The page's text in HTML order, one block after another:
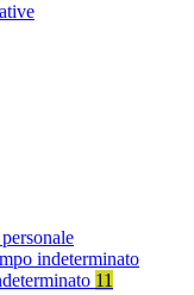
indeterminato
11